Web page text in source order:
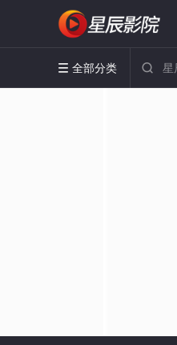
 全部分类 